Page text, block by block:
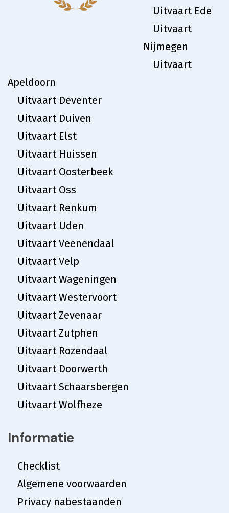
Uitvaart Ede
Uitvaart
Nijmegen
Uitvaart
Apeldoorn
Uitvaart Deventer
Uitvaart Duiven
Uitvaart Elst
Uitvaart Huissen
Uitvaart Oosterbeek
Uitvaart Oss
Uitvaart Renkum
Uitvaart Uden
Uitvaart Veenendaal
Uitvaart Velp
Uitvaart Wageningen
Uitvaart Westervoort
Uitvaart Zevenaar
Uitvaart Zutphen
Uitvaart Rozendaal
Uitvaart Doorwerth
Uitvaart Schaarsbergen
Uitvaart Wolfheze
Informatie
Checklist
Algemene voorwaarden
Privacy nabestaanden